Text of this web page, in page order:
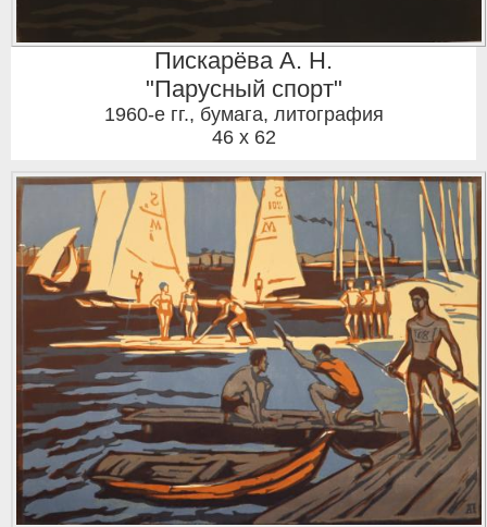
Пискарёва А. Н.
"Парусный спорт"
1960-е гг., бумага, литография
46 x 62